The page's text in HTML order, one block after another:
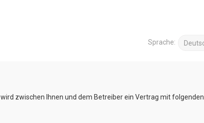
Sprache:
zwischen Ihnen und dem Betreiber ein Vertrag mit folgenden